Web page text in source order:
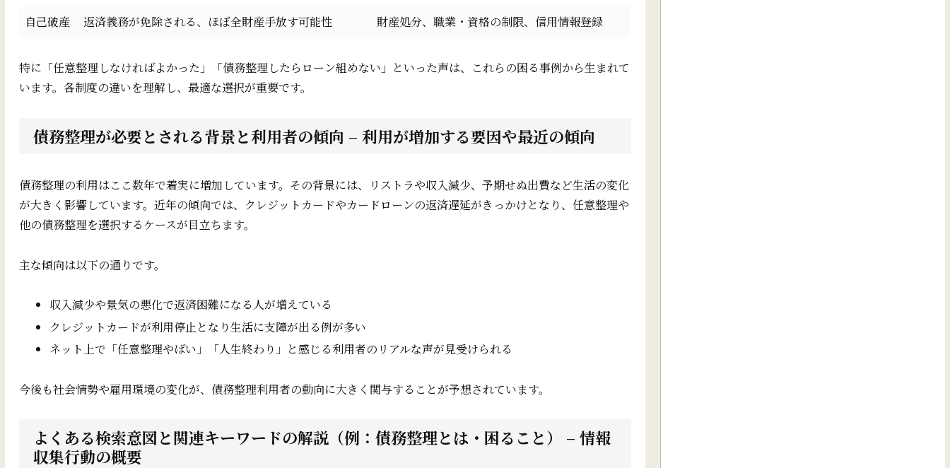
自己破産
返済義務が免除される、ほぼ全財産手放す可能性 財産処分、職業・資格の制限、信用情報登録
特に「任意整理しなければよかった」「債務整理したらローン組めない」といった声は、これらの困る事例から生まれて
います。各制度の違いを理解し、最適な選択が重要です。
債務整理が必要とされる背景と利用者の傾向 – 利用が増加する要因や最近の傾向
債務整理の利用はここ数年で着実に増加しています。その背景には、リストラや収入減少、予期せぬ出費など生活の変化
が大きく影響しています。近年の傾向では、クレジットカードやカードローンの返済遅延がきっかけとなり、任意整理や
他の債務整理を選択するケースが目立ちます。
主な傾向は以下の通りです。
収入減少や景気の悪化で返済困難になる人が増えている
クレジットカードが利用停止となり生活に支障が出る例が多い
ネット上で「任意整理やばい」「人生終わり」と感じる利用者のリアルな声が見受けられる
今後も社会情勢や雇用環境の変化が、債務整理利用者の動向に大きく関与することが予想されています。
よくある検索意図と関連キーワードの解説（例：債務整理とは・困ること） – 情報
収集行動の概要